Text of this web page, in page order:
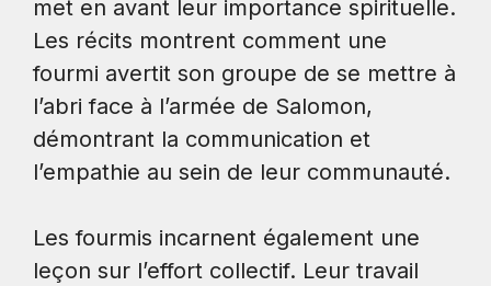
met en avant leur importance spirituelle.
Les récits montrent comment une
fourmi avertit son groupe de se mettre à
l’abri face à l’armée de Salomon,
démontrant la communication et
l’empathie au sein de leur communauté.
Les fourmis incarnent également une
leçon sur l’effort collectif. Leur travail